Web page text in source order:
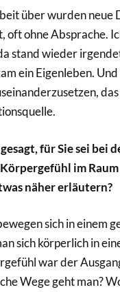
über wurden neue
oft ohne Absprache.
stand wieder
ein Eigenleben.
für Sie sei bei
im
näher erläutern?
sich in einem
sich körperlich in
war der
Wege geht man?